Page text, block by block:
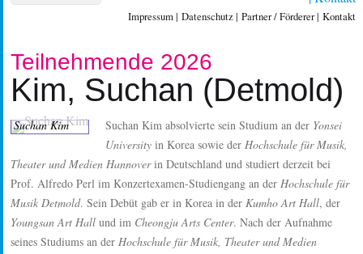
Impressum Datenschutz Partner / Förderer Kontakt
Teilnehmende 2026
Kim, Suchan (Detmold)
Suchan Kim Suchan Kim absolvierte sein Studium an der Yonsei
Universityin Korea sowie der Hochschule für Musik,
Theater und Medien Hannoverin Deutschland und studiert derzeit bei
Prof. Alfredo Perl im Konzertexamen-Studiengang an der Hochschule für
Musik Detmold. Sein Debüt gab er in Korea in der Kumho Art Hall, der
Youngsan Art Hallund im Cheongju Arts Center. Nach der Aufnahme
seines Studiums an der Hochschule für Musik, Theater und Medien